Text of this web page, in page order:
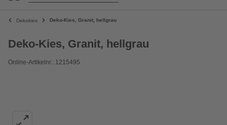
Dekokies Deko-Kies, Granit, hellgrau
Deko-Kies, Granit, hellgrau
Online-Artikelnr.: 1215495